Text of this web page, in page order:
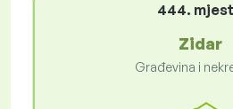
444.
Zidar
Građevina i